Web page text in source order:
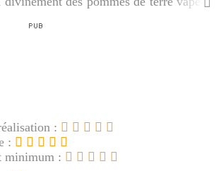
:
:
minimum :